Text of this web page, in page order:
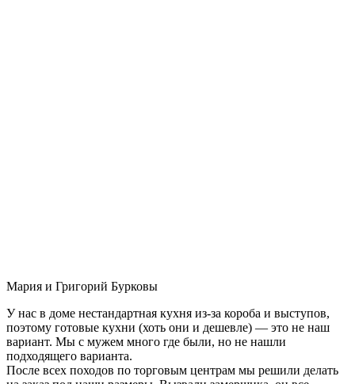
Мария и Григорий Бурковы
У нас в доме нестандартная кухня из-за короба и выступов,
поэтому готовые кухни (хоть они и дешевле) — это не наш
вариант. Мы с мужем много где были, но не нашли
подходящего варианта.
После всех походов по торговым центрам мы решили делать